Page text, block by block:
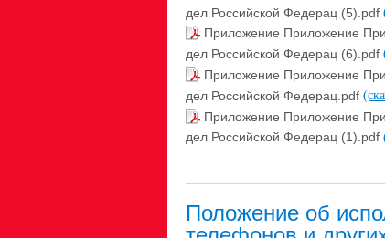
дел Российской Федерац (5).pdf
Приложение Приложение
дел Российской Федерац (6).pdf
Приложение Приложение
дел Российской Федерац.pdf
Приложение Приложение
дел Российской Федерац (1).pdf
Положение об